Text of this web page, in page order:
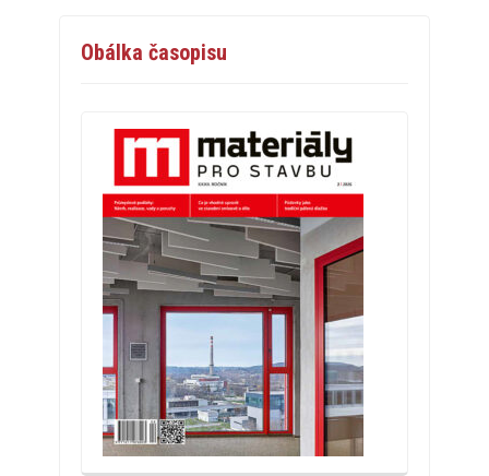
Obálka časopisu